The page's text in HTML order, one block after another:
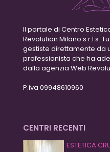
Il portale di Centro
Revolution Milano s.r.l.s.
gestiste direttamente da
professionista che ha
dalla agenzia Web
P.iva 09948610960
CENTRI RECENTI
ESTETICA